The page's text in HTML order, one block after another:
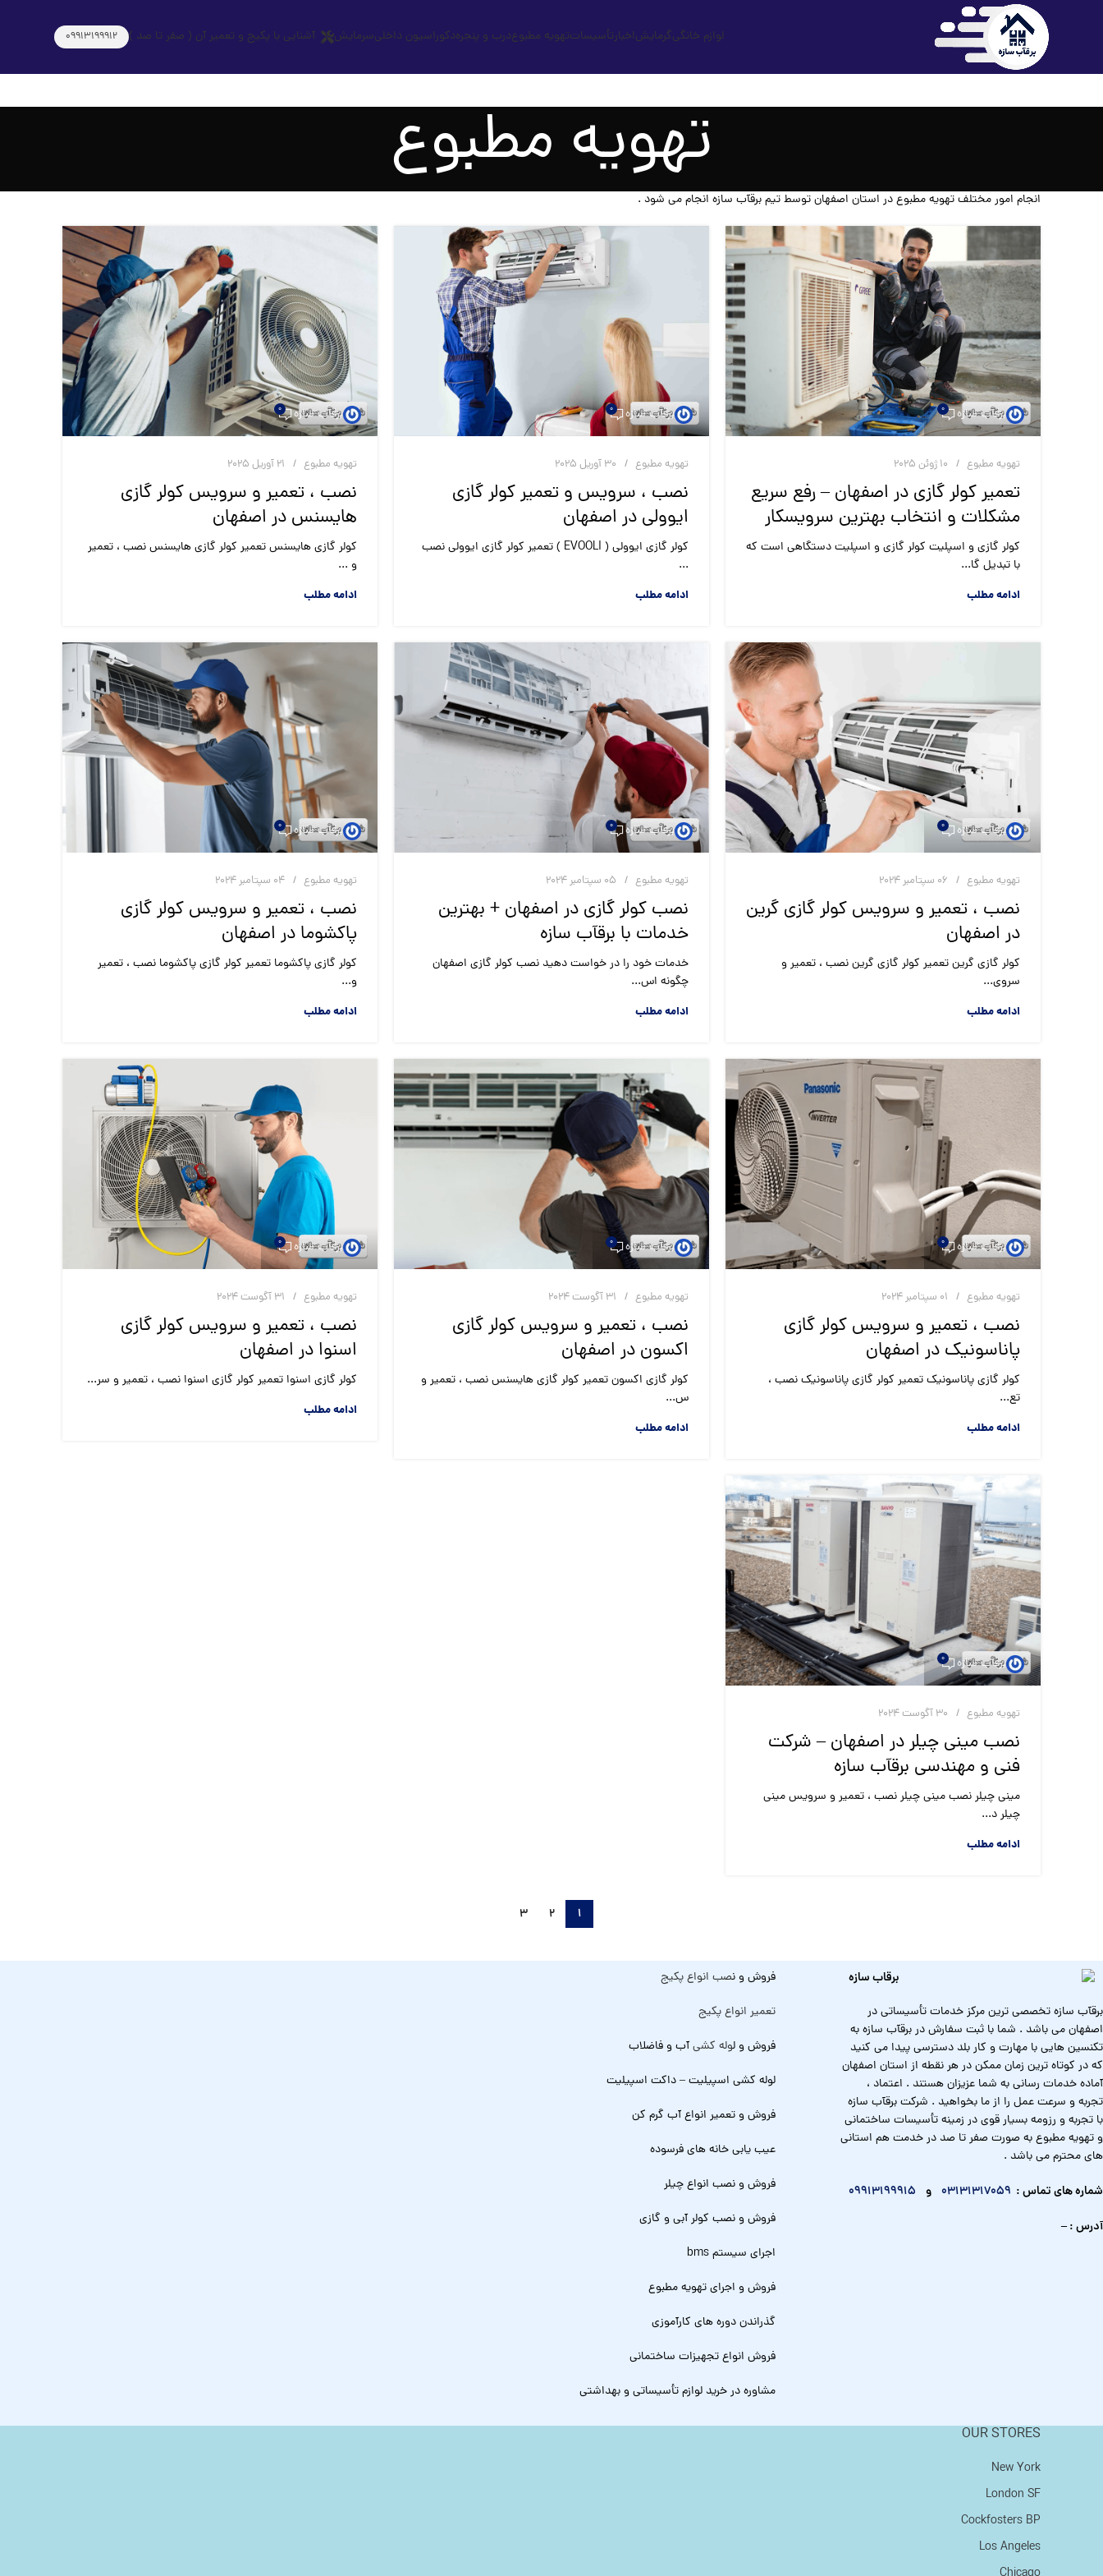
لوازم خانگیگرمایشاخبارتأسیساتتهویه مطبوعدرب و پنجرهدکوراسیون داخلیسرمایش آشنایی با پکیج و تعمیر آن ( صفر تا صد ) 09913199912
تهویه مطبوع
انجام امور مختلف تهویه مطبوع در استان اصفهان توسط تیم برقآب سازه انجام می شود .
برقآب سازه 0
تهویه مطبوع 10 ژوئن 2025
تعمیر کولر گازی در اصفهان – رفع سریع
مشکلات و انتخاب بهترین سرویسکار
کولر گازی و اسپلیت کولر گازی و اسپلیت دستگاهی است که
با تبدیل گا...
ادامه مطلب
برقآب سازه 0
تهویه مطبوع 30 آوریل 2025
نصب ، سرویس و تعمیر کولر گازی
ایوولی در اصفهان
کولر گازی ایوولی ( EVOOLI ) تعمیر کولر گازی ایوولی نصب
...
ادامه مطلب
برقآب سازه 0
تهویه مطبوع 21 آوریل 2025
نصب ، تعمیر و سرویس کولر گازی
هایسنس در اصفهان
کولر گازی هایسنس تعمیر کولر گازی هایسنس نصب ، تعمیر
و ...
ادامه مطلب
برقآب سازه 0
تهویه مطبوع 06 سپتامبر 2024
نصب ، تعمیر و سرویس کولر گازی گرین
در اصفهان
کولر گازی گرین تعمیر کولر گازی گرین نصب ، تعمیر و
سروی...
ادامه مطلب
برقآب سازه 0
تهویه مطبوع 05 سپتامبر 2024
نصب کولر گازی در اصفهان + بهترین
خدمات با برقآب سازه
خدمات خود را در خواست دهید نصب کولر گازی اصفهان
چگونه اس...
ادامه مطلب
برقآب سازه 0
تهویه مطبوع 04 سپتامبر 2024
نصب ، تعمیر و سرویس کولر گازی
پاکشوما در اصفهان
کولر گازی پاکشوما تعمیر کولر گازی پاکشوما نصب ، تعمیر
و...
ادامه مطلب
برقآب سازه 0
تهویه مطبوع 01 سپتامبر 2024
نصب ، تعمیر و سرویس کولر گازی
پاناسونیک در اصفهان
کولر گازی پاناسونیک تعمیر کولر گازی پاناسونیک نصب ،
تع...
ادامه مطلب
برقآب سازه 0
تهویه مطبوع 31 آگوست 2024
نصب ، تعمیر و سرویس کولر گازی
اکسون در اصفهان
کولر گازی اکسون تعمیر کولر گازی هایسنس نصب ، تعمیر و
س...
ادامه مطلب
برقآب سازه 0
تهویه مطبوع 31 آگوست 2024
نصب ، تعمیر و سرویس کولر گازی
اسنوا در اصفهان
کولر گازی اسنوا تعمیر کولر گازی اسنوا نصب ، تعمیر و سر...
ادامه مطلب
برقآب سازه 0
تهویه مطبوع 30 آگوست 2024
نصب مینی چیلر در اصفهان – شرکت
فنی و مهندسی برقآب سازه
مینی چیلر نصب مینی چیلر نصب ، تعمیر و سرویس مینی
چیلر د...
ادامه مطلب
1
2
3
برقآب سازه تخصصی ترین مرکز خدمات تأسیساتی در
اصفهان می باشد . شما با ثبت سفارش در برقآب سازه به
تکنسین هایی با مهارت و کار بلد دسترسی پیدا می کنید
که در کوتاه ترین زمان ممکن در هر نقطه از استان اصفهان
آماده خدمات رسانی به شما عزیزان هستند . اعتماد ،
تجربه و سرعت عمل را از ما بخواهید . شرکت برقآب سازه
با تجربه و رزومه بسیار قوی در زمینه تأسیسات ساختمانی
و تهویه مطبوع به صورت صفر تا صد در خدمت هم استانی
های محترم می باشد .
شماره های تماس : 03131317059 و 09913199915
آدرس : –
فروش و نصب انواع پکیج
تعمیر انواع پکیج
فروش و لوله کشیآب و فاضلاب
لوله کشی اسپیلیت – داکت اسپیلیت
فروش و تعمیر انواع آب گرم کن
عیب یابی خانه های فرسوده
فروش و نصب انواع چیلر
فروش و نصب کولر آبی و گازی
اجرای سیستم bms
فروش و اجرای تهویه مطبوع
گذراندن دوره های کارآموزی
فروش انواع تجهیزات ساختمانی
مشاوره در خرید لوازم تأسیساتی و بهداشتی
OUR STORES
New York
London SF
Cockfosters BP
Los Angeles